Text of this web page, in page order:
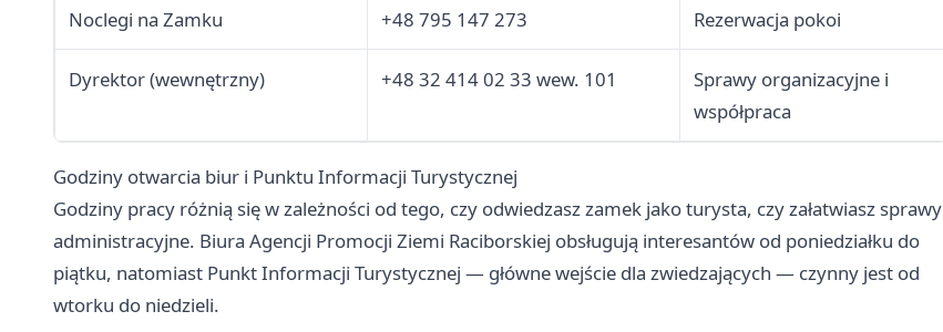
Noclegi na Zamku +48 795 147 273 Rezerwacja pokoi
Dyrektor (wewnętrzny) +48 32 414 02 33 wew. 101
Sprawy organizacyjne i
współpraca
Godziny otwarcia biur i Punktu Informacji Turystycznej
Godziny pracy różnią się w zależności od tego, czy odwiedzasz zamek jako turysta, czy załatwiasz sprawy
administracyjne. Biura Agencji Promocji Ziemi Raciborskiej obsługują interesantów od poniedziałku do
piątku, natomiast Punkt Informacji Turystycznej — główne wejście dla zwiedzających — czynny jest od
wtorku do niedzieli.